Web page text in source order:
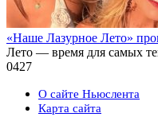
«Наше Лазурное Лето»
Лето — время для самых
0427
О сайте Ньюслента
Карта сайта